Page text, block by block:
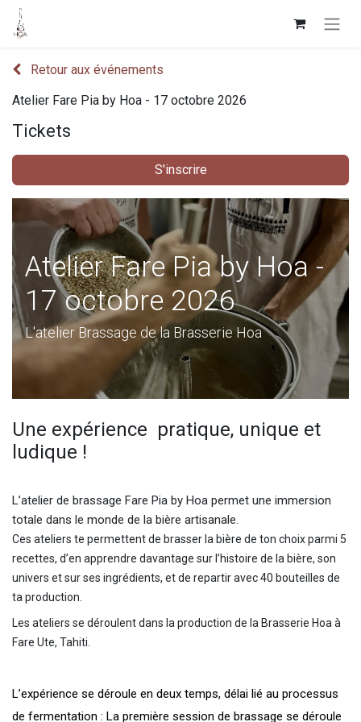
Retour aux événements
Atelier Fare Pia by Hoa - 17 octobre 2026
Tickets
S'inscrire
Atelier Fare Pia by Hoa -
17 octobre 2026
L'atelier Brassage de la Brasserie Hoa
Une expérience pratique, unique et
ludique !
L’atelier de brassage Fare Pia by Hoa permet une immersion
totale dans le monde de la bière artisanale.
Ces ateliers te permettent de brasser la bière de ton choix parmi 5
recettes, d’en apprendre davantage sur l’histoire de la bière, son
univers et sur ses ingrédients, et de repartir avec 40 bouteilles de
ta production.
Les ateliers se déroulent dans la production de la Brasserie Hoa à
Fare Ute, Tahiti.
L’expérience se déroule en deux temps, délai lié au processus
de fermentation : La première session de brassage se déroule